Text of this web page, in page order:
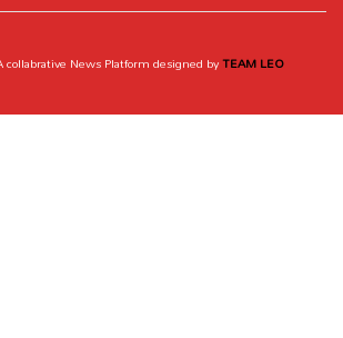
collabrative News Platform designed byTEAM LEO